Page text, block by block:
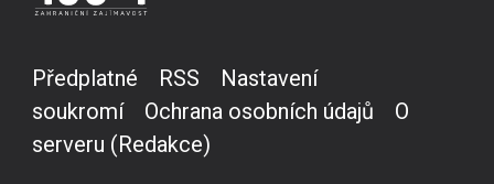
Předplatné RSS
Nastavení
soukromí
Ochrana osobních údajů
O
serveru (Redakce)